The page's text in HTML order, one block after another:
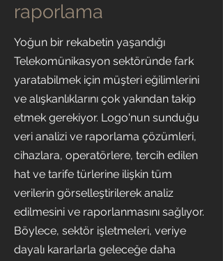
raporlama
Yoğun bir rekabetin yaşandığı
Telekomünikasyon sektöründe fark
yaratabilmek için müşteri eğilimlerini
ve alışkanlıklarını çok yakından takip
etmek gerekiyor. Logo'nun sunduğu
veri analizi ve raporlama çözümleri,
cihazlara, operatörlere, tercih edilen
hat ve tarife türlerine ilişkin tüm
verilerin görselleştirilerek analiz
edilmesini ve raporlanmasını sağlıyor.
Böylece, sektör işletmeleri, veriye
dayalı kararlarla geleceğe daha